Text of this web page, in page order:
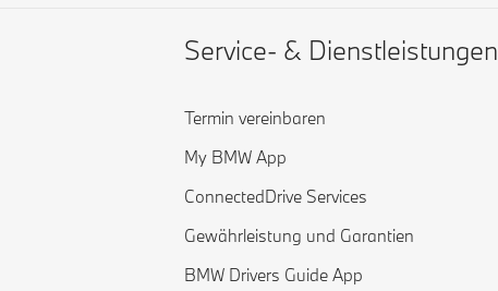
Service- & Dienstleistungen
Termin vereinbaren
My BMW App
ConnectedDrive Services
Gewährleistung und Garantien
BMW Drivers Guide App